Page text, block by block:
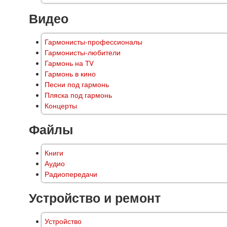
Видео
Гармонисты-профессионалы
Гармонисты-любители
Гармонь на TV
Гармонь в кино
Песни под гармонь
Пляска под гармонь
Концерты
Файлы
Книги
Аудио
Радиопередачи
Устройство и ремонт
Устройство